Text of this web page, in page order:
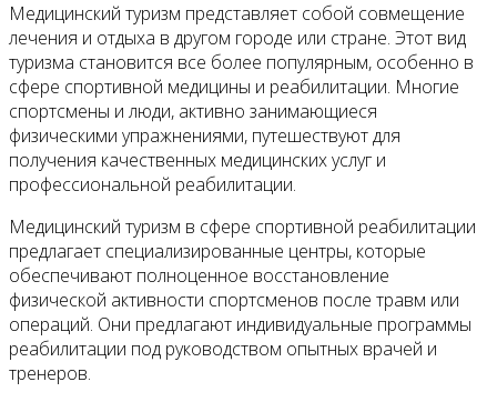
Медицинский туризм представляет собой совмещение
лечения и отдыха в другом городе или стране. Этот вид
туризма становится все более популярным, особенно в
сфере спортивной медицины и реабилитации. Многие
спортсмены и люди, активно занимающиеся
физическими упражнениями, путешествуют для
получения качественных медицинских услуг и
профессиональной реабилитации.
Медицинский туризм в сфере спортивной реабилитации
предлагает специализированные центры, которые
обеспечивают полноценное восстановление
физической активности спортсменов после травм или
операций. Они предлагают индивидуальные программы
реабилитации под руководством опытных врачей и
тренеров.